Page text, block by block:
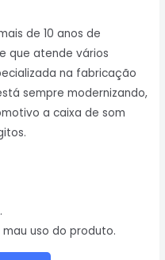
de 10 anos de
que atende vários
na fabricação
sempre modernizando,
a caixa de som
uso do produto.